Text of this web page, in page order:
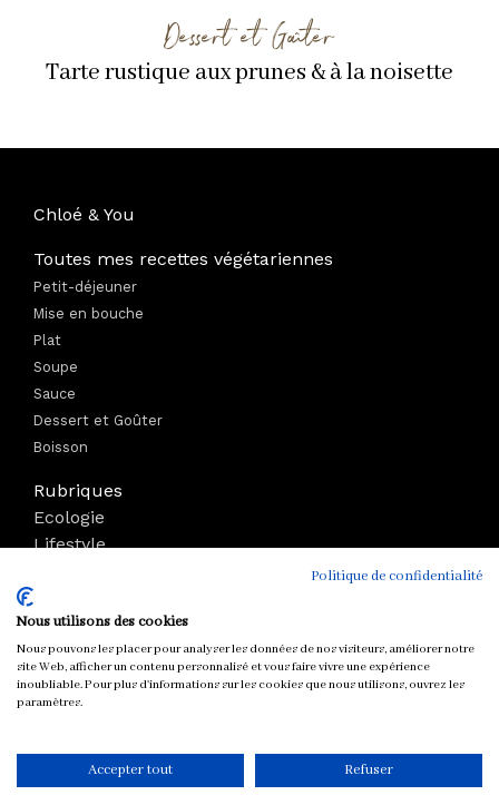
Dessert et Goûter
Tarte rustique aux prunes & à la noisette
Chloé & You
Toutes mes recettes végétariennes
Petit-déjeuner
Mise en bouche
Plat
Soupe
Sauce
Dessert et Goûter
Boisson
Rubriques
Ecologie
Lifestyle
Mode
Boutique
Parutions
Tous droits réservés © chloeandyou.fr 2012 - 2026
Politique de confidentialité
Nous utilisons des cookies
Nous pouvons les placer pour analyser les données de nos visiteurs, améliorer notre
site Web, afficher un contenu personnalisé et vous faire vivre une expérience
inoubliable. Pour plus d'informations sur les cookies que nous utilisons, ouvrez les
paramètres.
Accepter tout Refuser